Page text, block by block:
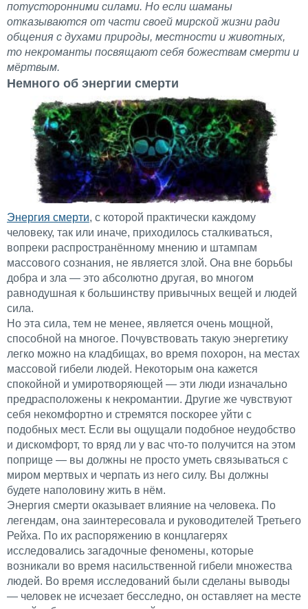
потусторонними силами. Но если шаманы
отказываются от части своей мирской жизни ради
общения с духами природы, местности и животных,
то некроманты посвящают себя божествам смерти и
мёртвым.
Немного об энергии смерти
Энергия смерти, с которой практически каждому
человеку, так или иначе, приходилось сталкиваться,
вопреки распространённому мнению и штампам
массового сознания, не является злой. Она вне борьбы
добра и зла — это абсолютно другая, во многом
равнодушная к большинству привычных вещей и людей
сила.
Но эта сила, тем не менее, является очень мощной,
способной на многое. Почувствовать такую энергетику
легко можно на кладбищах, во время похорон, на местах
массовой гибели людей. Некоторым она кажется
спокойной и умиротворяющей — эти люди изначально
предрасположены к некромантии. Другие же чувствуют
себя некомфортно и стремятся поскорее уйти с
подобных мест. Если вы ощущали подобное неудобство
и дискомфорт, то вряд ли у вас что-то получится на этом
поприще — вы должны не просто уметь связываться с
миром мертвых и черпать из него силу. Вы должны
будете наполовину жить в нём.
Энергия смерти оказывает влияние на человека. По
легендам, она заинтересовала и руководителей Третьего
Рейха. По их распоряжению в концлагерях
исследовались загадочные феномены, которые
возникали во время насильственной гибели множества
людей. Во время исследований были сделаны выводы
— человек не исчезает бесследно, он оставляет на месте